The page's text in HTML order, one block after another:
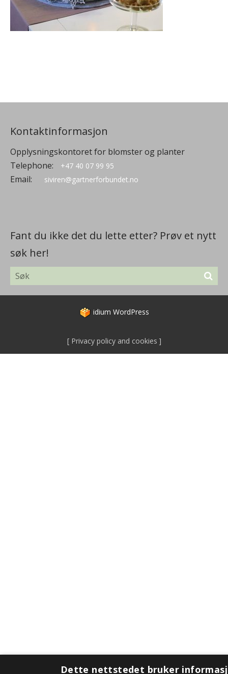
Kontaktinformasjon
Opplysningskontoret for blomster og planter
Telephone:
+47 40 07 99 95
Email: siviren@gartnerforbundet.no
Fant du ikke det du lette etter? Prøv et nytt
søk her!
idium WordPress
Privacy policy and cookies
Dette nettstedet bruker